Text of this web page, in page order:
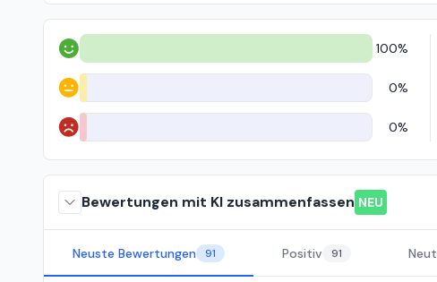
Positiv 100%
Neutral 0%
Negativ 0%
Bewertungen mit KI zusammenfassen NEU
Neuste Bewertungen 91 Positiv 91